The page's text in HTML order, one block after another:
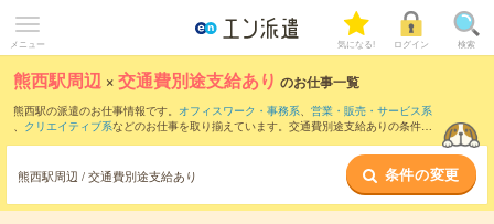
メニュー 気になる! ログイン 検索
熊西駅周辺 ×交通費別途支給あり のお仕事一覧
熊西駅の派遣のお仕事情報です。 オフィスワーク・事務系、 営業・販売・サービス系
、 クリエイティブ系などのお仕事を取り揃えています。交通費別途支給ありの条件の
熊西駅周辺 / 交通費別途支給あり 条件の変更